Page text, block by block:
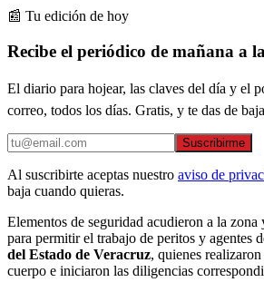
📰 Tu edición de hoy
Recibe el periódico de mañana a
El diario para hojear, las claves del día y el
correo, todos los días. Gratis, y te das de
Suscribirme
Al suscribirte aceptas nuestro aviso de
baja cuando quieras.
Elementos de seguridad acudieron a la zona
para permitir el trabajo de peritos y agentes
del Estado de Veracruz, quienes
cuerpo e iniciaron las diligencias